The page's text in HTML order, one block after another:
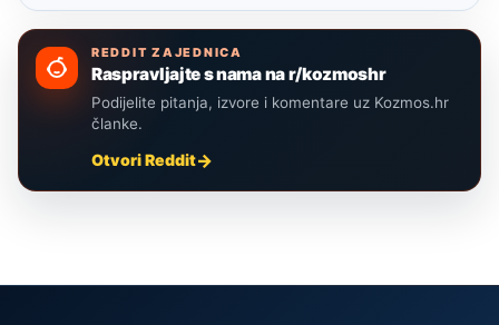
REDDIT ZAJEDNICA
Raspravljajte s nama na r/kozmoshr
Podijelite pitanja, izvore i komentare uz Kozmos.hr
članke.
Otvori Reddit